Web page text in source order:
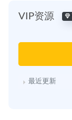
VIP资源
最近更新